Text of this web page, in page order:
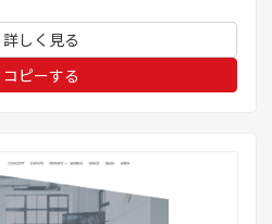
詳しく見る
コピーする